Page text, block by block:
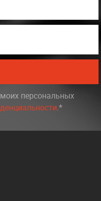
персональных
.*